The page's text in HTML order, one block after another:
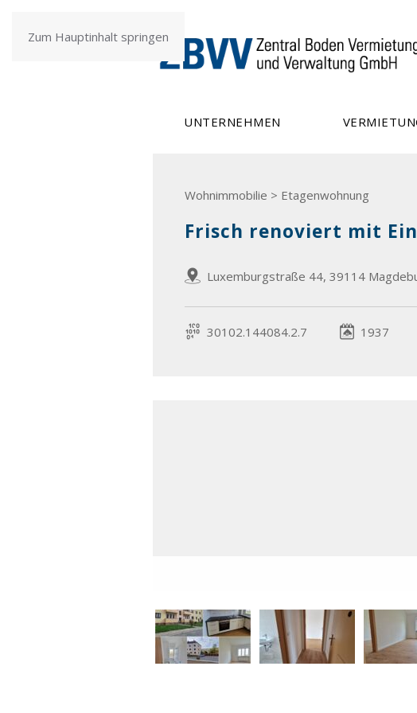
Zum Hauptinhalt springen
UNTERNEHMEN
Wohnimmobilie > Etagenwohnung
Frisch renoviert mit
Luxemburgstraße 44, 39114
30102.144084.2.7 1937